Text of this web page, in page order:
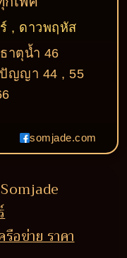
, ดาวพฤหัส
าตุน้ำ 46
ญญา 44 , 55
somjade.com
รือข่าย ราคา